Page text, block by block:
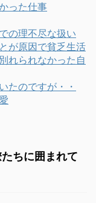
った仕事
の理不尽な扱い
が原因で貧乏生活
れられなかった自
たのですが・・
ちに囲まれて